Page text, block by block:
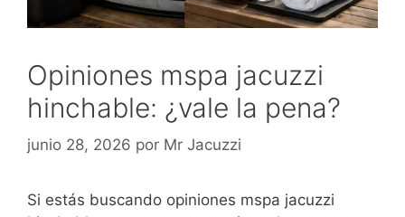
Opiniones mspa jacuzzi
hinchable: ¿vale la pena?
junio 28, 2026 por Mr Jacuzzi
Si estás buscando opiniones mspa jacuzzi